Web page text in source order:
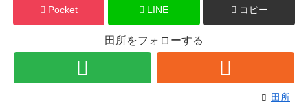
Pocket LINE コピー
田所をフォローする
田所